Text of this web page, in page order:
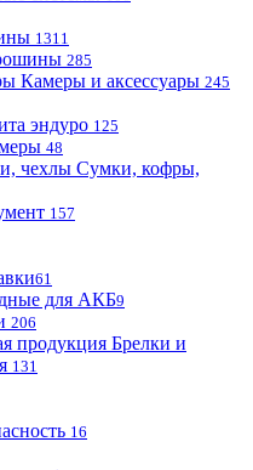
1311
285
Камеры и аксессуары 245
эндуро 125
48
Сумки, кофры,
157
61
для АКБ9
206
Брелки и
131
16